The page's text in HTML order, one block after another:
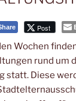
Post
Wochen
rund um
statt. Die­se